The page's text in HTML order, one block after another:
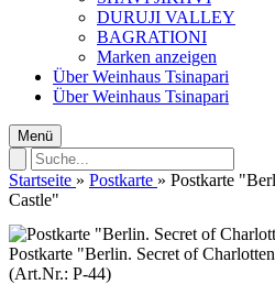
DURUJI VALLEY
BAGRATIONI
Marken anzeigen
Über Weinhaus Tsinapari
Über Weinhaus Tsinapari
Menü
Startseite » Postkarte » Postkarte
Castle"
Postkarte "Berlin. Secret of
(Art.Nr.: P-44)